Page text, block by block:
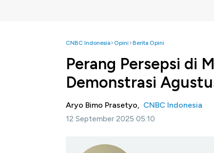
CNBC Indonesia Opini Berita Opini
Perang Persepsi di
Demonstrasi
Aryo Bimo Prasetyo, CNBC Indonesia
12 September 2025 05:10